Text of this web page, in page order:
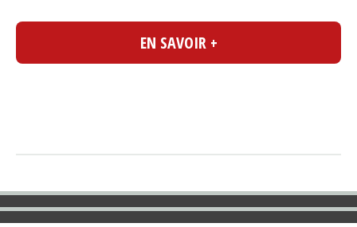
EN SAVOIR +